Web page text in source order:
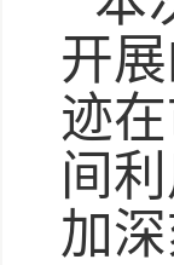
开
迹
间
加深